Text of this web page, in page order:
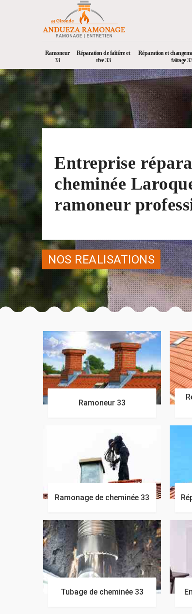
Ramoneur
33
Réparation de faîtière et
rive 33
Réparation et
faîtage 33
Entreprise
cheminée
ramoneur
NOS REALISATIONS
Ramoneur 33
Ramonage de cheminée 33
Tubage de cheminée 33